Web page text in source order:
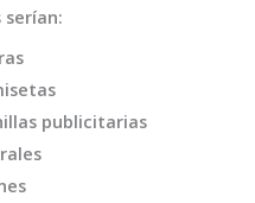
publicitarias